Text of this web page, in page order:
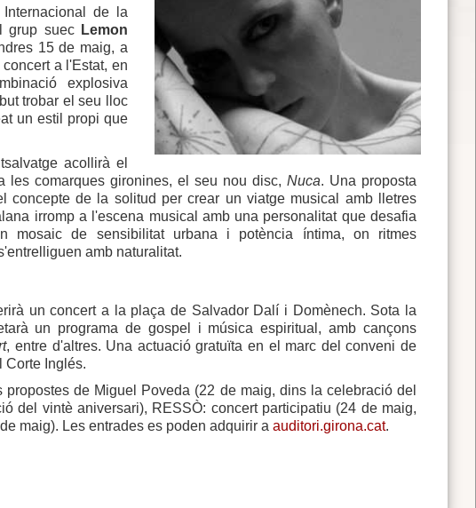
de la
grup suec Lemon
15 de maig, a
a l'Estat, en
explosiva
trobar el seu lloc
un estil propi que
acollirà el
les comarques gironines, el seu nou disc, Nuca. Una proposta
concepte de la solitud per crear un viatge musical amb lletres
irromp a l'escena musical amb una personalitat que desafia
mosaic de sensibilitat urbana i potència íntima, on ritmes
amb naturalitat.
un concert a la plaça de Salvador Dalí i Domènech. Sota la
un programa de gospel i música espiritual, amb cançons
, entre d'altres. Una actuació gratuïta en el marc del conveni de
Corte Inglés.
de Miguel Poveda (22 de maig, dins la celebració del
del vintè aniversari), RESSÒ: concert participatiu (24 de maig,
maig). Les entrades es poden adquirir a auditori.girona.cat.